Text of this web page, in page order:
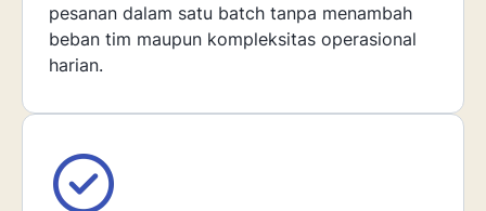
pesanan dalam satu batch tanpa menambah
beban tim maupun kompleksitas operasional
harian.